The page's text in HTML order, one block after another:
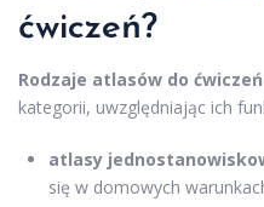
ćwiczeń?
Rodzaje atlasów do ćwiczeń
kategorii, uwzględniając ich
atlasy
się w domowych